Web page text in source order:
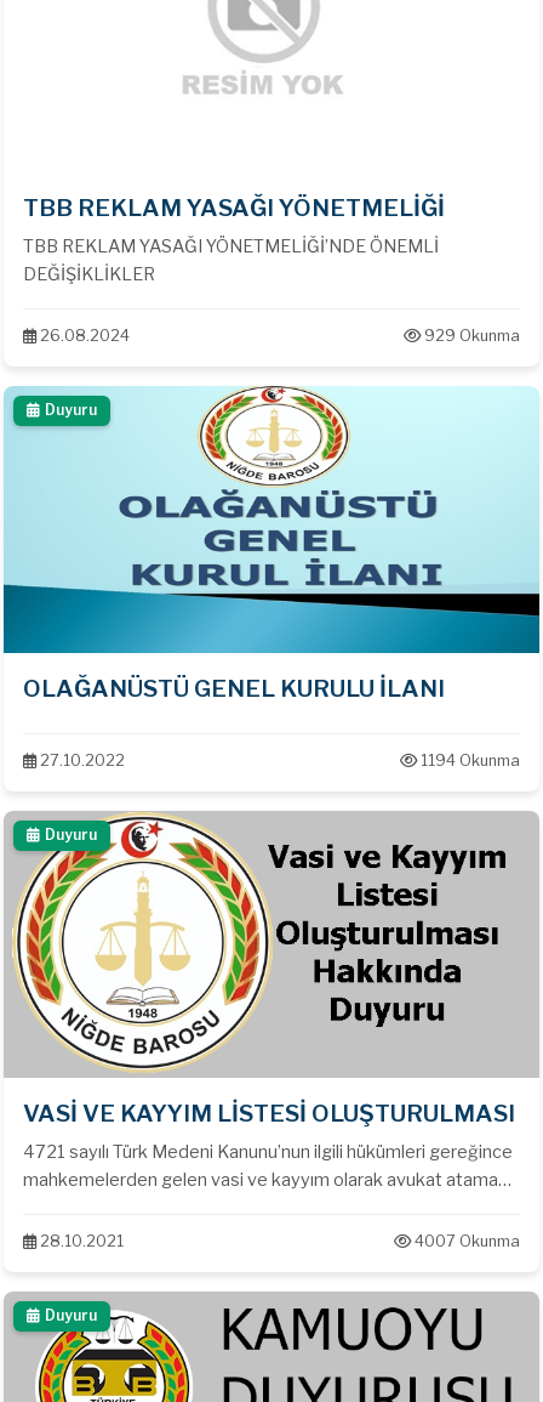
TBB REKLAM YASAĞI YÖNETMELİĞİ
TBB REKLAM YASAĞI YÖNETMELİĞİ’NDE ÖNEMLİ
DEĞİŞİKLİKLER
26.08.2024 929 Okunma
Duyuru
OLAĞANÜSTÜ GENEL KURULU İLANI
27.10.2022 1194 Okunma
Duyuru
VASİ VE KAYYIM LİSTESİ OLUŞTURULMASI
4721 sayılı Türk Medeni Kanunu’nun ilgili hükümleri gereğince
mahkemelerden gelen vasi ve kayyım olarak avukat atama
oluşturulacaktır.
28.10.2021 4007 Okunma
Duyuru